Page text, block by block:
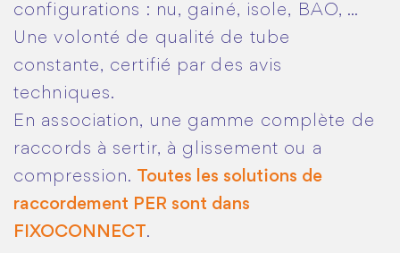
configurations : nu, gainé, isole, BAO, …
Une volonté de qualité de tube
constante, certifié par des avis
techniques.
En association, une gamme complète de
raccords à sertir, à glissement ou a
compression. Toutes les solutions de
raccordement PER sont dans
FIXOCONNECT .